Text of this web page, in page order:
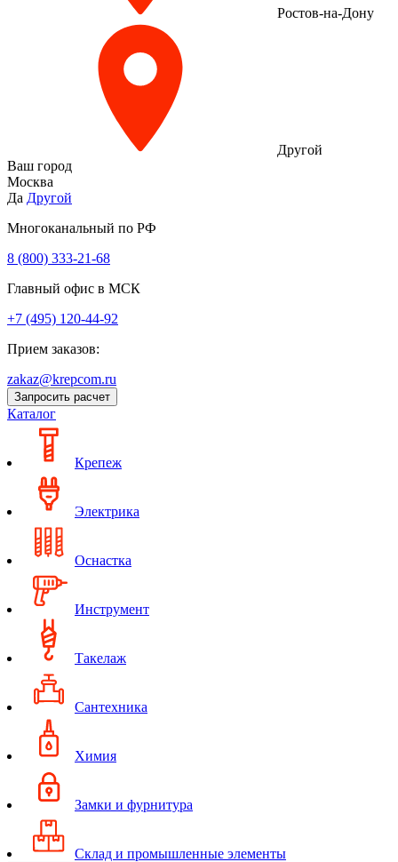
Ростов-на-Дону
Другой
Ваш город
Москва
Да Другой
Многоканальный по РФ
8 (800) 333‑21-68
Главный офис в МСК
+7 (495) 120-44-92
Прием заказов:
zakaz@krepcom.ru
Запросить расчет
Каталог
Крепеж
Электрика
Оснастка
Инструмент
Такелаж
Сантехника
Химия
Замки и фурнитура
Склад и промышленные элементы